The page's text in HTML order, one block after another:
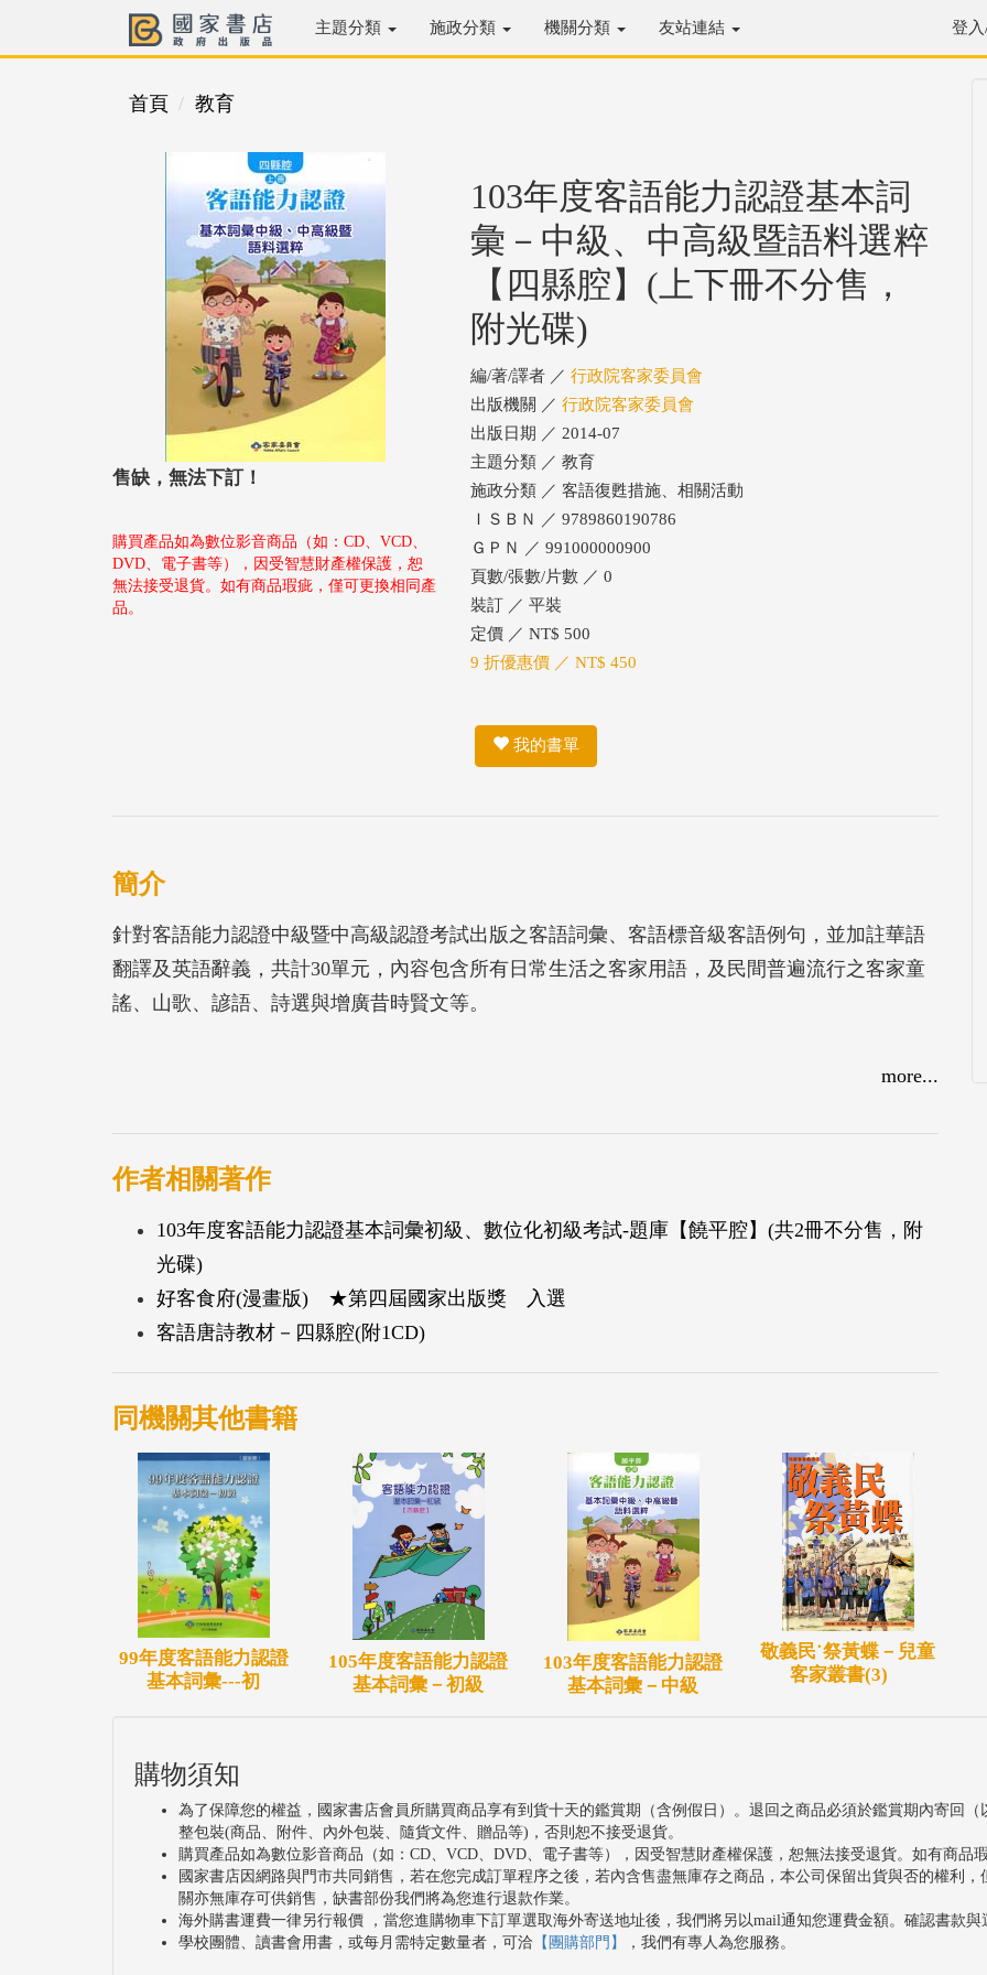
主題分類 施政分類 機關分類 友站連結 登
首頁 教育
售缺，無法下訂！
購買產品如為數位影音商品（如：CD、VCD、
DVD、電子書等），因受智慧財產權保護，恕
無法接受退貨。如有商品瑕疵，僅可更換相同產
品。
103年度客語能力認證基本詞
彙－中級、中高級暨語料選粹
【四縣腔】(上下冊不分售，
附光碟)
編/著/譯者 ／ 行政院客家委員會
出版機關 ／ 行政院客家委員會
出版日期 ／ 2014-07
主題分類 ／ 教育
施政分類 ／ 客語復甦措施、相關活動
ＩＳＢＮ ／ 9789860190786
ＧＰＮ ／ 991000000900
頁數/張數/片數 ／ 0
裝訂 ／ 平裝
定價 ／ NT$ 500
9 折優惠價 ／ NT$ 450
我的書單
簡介
針對客語能力認證中級暨中高級認證考試出版之客語詞彙、客語標音級客語例句，並加註華語
翻譯及英語辭義，共計30單元，內容包含所有日常生活之客家用語，及民間普遍流行之客家童
謠、山歌、諺語、詩選與增廣昔時賢文等。
more...
作者相關著作
103年度客語能力認證基本詞彙初級、數位化初級考試-題庫【饒平腔】(共2冊不分售，附
光碟)
好客食府(漫畫版) ★第四屆國家出版獎 入選
客語唐詩教材－四縣腔(附1CD)
同機關其他書籍
99年度客語能力認證
基本詞彙---初
105年度客語能力認證
基本詞彙－初級
103年度客語能力認證
基本詞彙－中級
敬義民˙祭黃蝶－兒童
客家叢書(3)
購物須知
為了保障您的權益，國家書店會員所購買商品享有到貨十天的鑑賞期（含例假日）。退回之商品必須於鑑賞期內寄回
整包裝(商品、附件、內外包裝、隨貨文件、贈品等)，否則恕不接受退貨。
購買產品如為數位影音商品（如：CD、VCD、DVD、電子書等），因受智慧財產權保護，恕無法接受退貨。如有商品
國家書店因網路與門市共同銷售，若在您完成訂單程序之後，若內含售盡無庫存之商品，本公司保留出貨與否的權利
關亦無庫存可供銷售，缺書部份我們將為您進行退款作業。
海外購書運費一律另行報價 ，當您進購物車下訂單選取海外寄送地址後，我們將另以mail通知您運費金額。確認書款
學校團體、讀書會用書，或每月需特定數量者，可洽 【團購部門】 ，我們有專人為您服務。